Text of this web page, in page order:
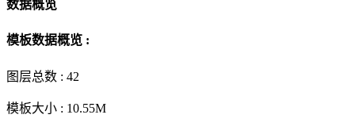
数据概览
模板数据概览 :
图层总数 : 42
模板大小 : 10.55M